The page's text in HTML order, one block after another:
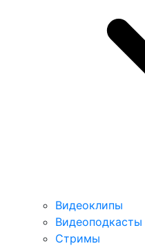
Видеоклипы
Видеоподкасты
Стримы